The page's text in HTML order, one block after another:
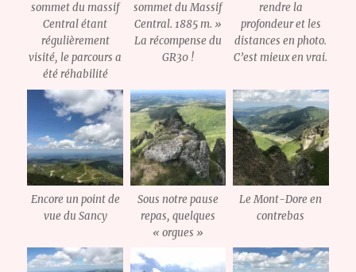
sommet du massif
Central étant
régulièrement
visité, le parcours a
été réhabilité
sommet du Massif
Central. 1885 m. »
La récompense du
GR30 !
rendre la
profondeur et les
distances en photo.
C’est mieux en vrai.
Encore un point de
vue du Sancy
Sous notre pause
repas, quelques
« orgues »
Le Mont-Dore en
contrebas